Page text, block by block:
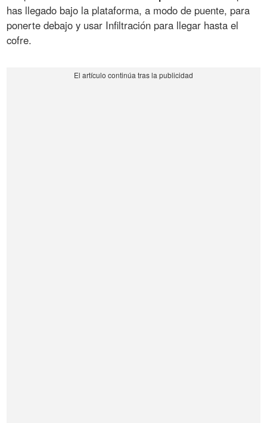
has llegado bajo la plataforma, a modo de puente, para
ponerte debajo y usar Infiltración para llegar hasta el
cofre.